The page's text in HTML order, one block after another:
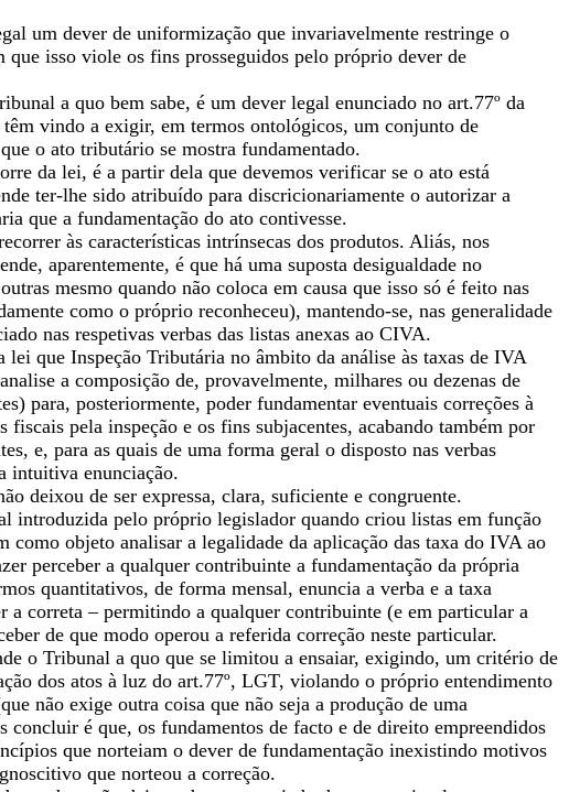
um dever de uniformização que invariavelmente restringe o
que isso viole os fins prosseguidos pelo próprio dever de
a quo bem sabe, é um dever legal enunciado no art.77º da
vindo a exigir, em termos ontológicos, um conjunto de
o ato tributário se mostra fundamentado.
da lei, é a partir dela que devemos verificar se o ato está
ter-lhe sido atribuído para discricionariamente o autorizar a
que a fundamentação do ato contivesse.
às características intrínsecas dos produtos. Aliás, nos
aparentemente, é que há uma suposta desigualdade no
mesmo quando não coloca em causa que isso só é feito nas
como o próprio reconheceu), mantendo-se, nas generalidade
nas respetivas verbas das listas anexas ao CIVA.
que Inspeção Tributária no âmbito da análise às taxas de IVA
a composição de, provavelmente, milhares ou dezenas de
para, posteriormente, poder fundamentar eventuais correções à
pela inspeção e os fins subjacentes, acabando também por
e, para as quais de uma forma geral o disposto nas verbas
intuitiva enunciação.
deixou de ser expressa, clara, suficiente e congruente.
introduzida pelo próprio legislador quando criou listas em função
como objeto analisar a legalidade da aplicação das taxa do IVA ao
perceber a qualquer contribuinte a fundamentação da própria
quantitativos, de forma mensal, enuncia a verba e a taxa
a correta – permitindo a qualquer contribuinte (e em particular a
de que modo operou a referida correção neste particular.
o Tribunal a quo que se limitou a ensaiar, exigindo, um critério de
dos atos à luz do art.77º, LGT, violando o próprio entendimento
não exige outra coisa que não seja a produção de uma
concluir é que, os fundamentos de facto e de direito empreendidos
que norteiam o dever de fundamentação inexistindo motivos
que norteou a correção.